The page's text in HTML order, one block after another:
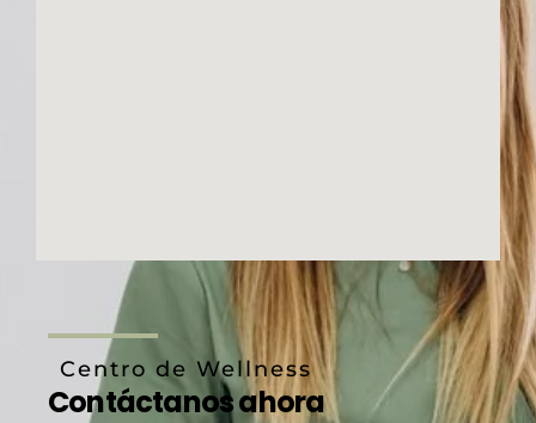
Centro de Wellness
Contáctanos ahora